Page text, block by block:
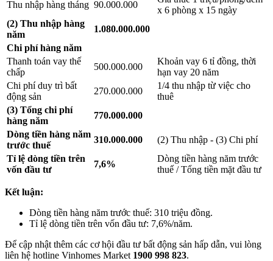
Thu nhập hàng tháng 90.000.000
x 6 phòng x 15 ngày
(2) Thu nhập hàng
năm
1.080.000.000
Chi phí hàng năm
Thanh toán vay thế
chấp
500.000.000
Khoản vay 6 tỉ đồng, thời
hạn vay 20 năm
Chi phí duy trì bất
động sản
270.000.000
1/4 thu nhập từ việc cho
thuê
(3) Tổng chi phí
hàng năm
770.000.000
Dòng tiền hàng năm
trước thuế
310.000.000
(2) Thu nhập - (3) Chi phí
Tỉ lệ dòng tiền trên
vốn đầu tư
7,6%
Dòng tiền hàng năm trước
thuế / Tổng tiền mặt đầu tư
Kết luận:
Dòng tiền hàng năm trước thuế: 310 triệu đồng.
Tỉ lệ dòng tiền trên vốn đầu tư: 7,6%/năm.
Để cập nhật thêm các cơ hội đầu tư bất động sản hấp dẫn, vui lòng
liên hệ hotline Vinhomes Market 1900 998 823.